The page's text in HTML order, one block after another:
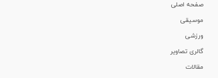
صفحه اصلی
موسیقی
ورزشی
گالری تصاویر
مقالات